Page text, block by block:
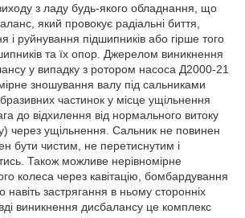
з ладу будь-якого обладнання, що
який провокує радіальні биття,
і руйнування підшипників або гірше того
та їх опор. Джерелом виникнення
у випадку з ротором насоса Д2000-21
зношування валу під сальниками
частинок у місце ущільнення
до відхилення від нормального витоку
через ущільнення. Сальник не повинен
бути чистим, не перетиснутим і
Також можливе нерівномірне
колеса через кавітацію, бомбардування
застрягання в ньому сторонніх
виникнення дисбалансу це комплекс